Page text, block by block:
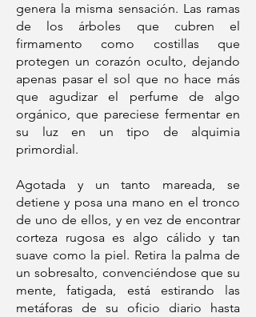
genera la misma sensación. Las ramas
de los árboles que cubren el
firmamento como costillas que
protegen un corazón oculto, dejando
apenas pasar el sol que no hace más
que agudizar el perfume de algo
orgánico, que pareciese fermentar en
su luz en un tipo de alquimia
primordial.
Agotada y un tanto mareada, se
detiene y posa una mano en el tronco
de uno de ellos, y en vez de encontrar
corteza rugosa es algo cálido y tan
suave como la piel. Retira la palma de
un sobresalto, convenciéndose que su
mente, fatigada, está estirando las
metáforas de su oficio diario hasta